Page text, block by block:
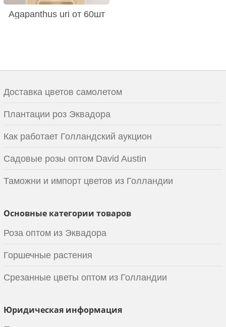
Agapanthus uri от 60шт
Доставка цветов самолетом
Плантации роз Эквадора
Как работает Голландский аукцион
Садовые розы оптом David Austin
Таможни и импорт цветов из Голландии
Основные категории товаров
Роза оптом из Эквадора
Горшечные растения
Срезанные цветы оптом из Голландии
Юридическая информация